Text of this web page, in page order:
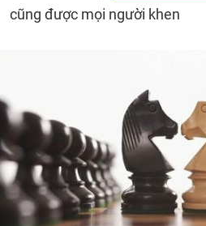
cũng được mọi người khen